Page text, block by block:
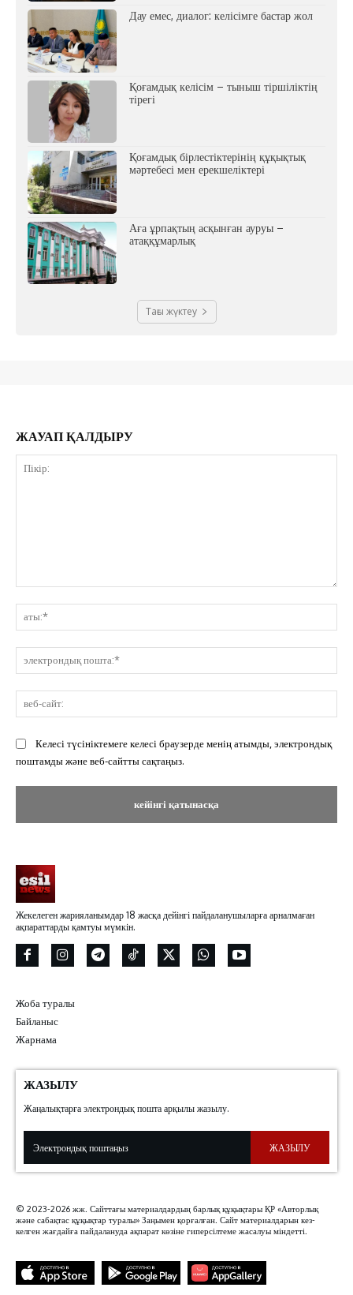
Дау емес, диалог: келісімге бастар жол
Қоғамдық келісім – тыныш тіршіліктің
тірегі
Қоғамдық бірлестіктерінің құқықтық
мәртебесі мен ерекшеліктері
Аға ұрпақтың асқынған ауруы –
атаққұмарлық
Тағы жүктеу
ЖАУАП ҚАЛДЫРУ
Келесі түсініктемеге келесі браузерде менің атымды, электрондық
поштамды және веб-сайтты сақтаңыз.
Жекелеген жарияланымдар 18 жасқа дейінгі пайдаланушыларға арналмаған
ақпараттарды қамтуы мүмкін.
Жоба туралы
Байланыс
Жарнама
ЖАЗЫЛУ
Жаңалықтарға электрондық пошта арқылы жазылу.
ЖАЗЫЛУ
© 2023-2026 жж. Сайттағы материалдардың барлық құқықтары ҚР «Авторлық
және сабақтас құқықтар туралы» Заңымен қорғалған. Сайт материалдарын кез-
келген жағдайға пайдалануда ақпарат көзіне гиперсілтеме жасалуы міндетті.